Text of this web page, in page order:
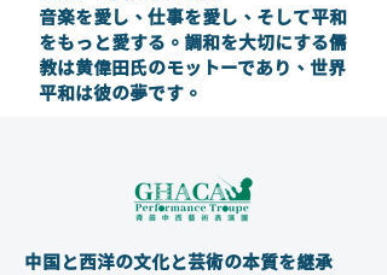
音楽を愛し、仕事を愛し、そして平和
をもっと愛する。調和を大切にする儒
教は黄偉田氏のモットーであり、世界
平和は彼の夢です。
中国と西洋の文化と芸術の本質を継承